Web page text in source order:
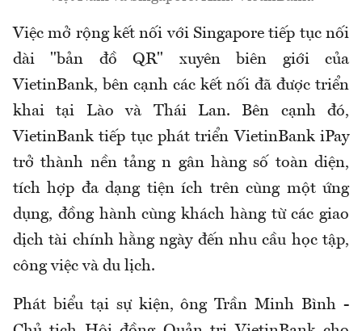
Việc mở rộng kết nối với Singapore tiếp tục nối
dài "bản đồ QR" xuyên biên giới của
VietinBank, bên cạnh các kết nối đã được triển
khai tại Lào và Thái Lan. Bên cạnh đó,
VietinBank tiếp tục phát triển VietinBank iPay
trở thành nền tảng n gân hàng số toàn diện,
tích hợp đa dạng tiện ích trên cùng một ứng
dụng, đồng hành cùng khách hàng từ các giao
dịch tài chính hằng ngày đến nhu cầu học tập,
công việc và du lịch.
Phát biểu tại sự kiện, ông Trần Minh Bình -